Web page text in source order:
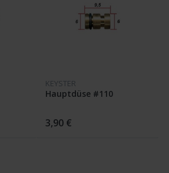
KEYSTER
Hauptdüse #110
3,90 €